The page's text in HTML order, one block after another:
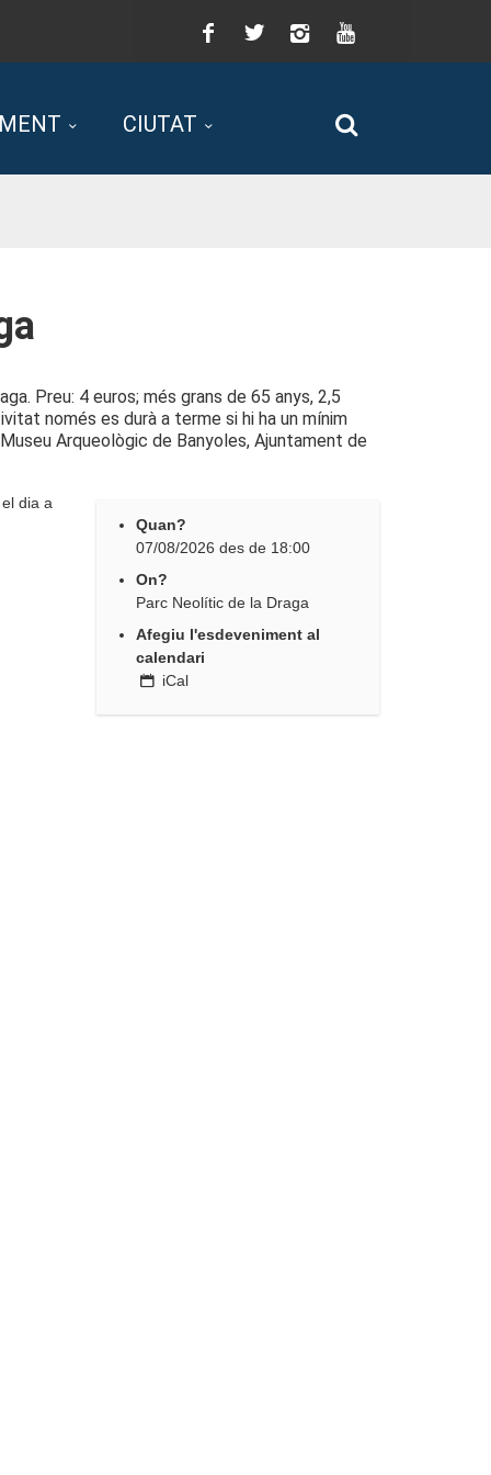
Facebook
Twitter Instagram
CIUTAT
Preu: 4 euros; més grans de 65 anys, 2,5
només es durà a terme si hi ha un mínim
Arqueològic de Banyoles, Ajuntament de
dia a
Quan?
07/08/2026 des de 18:00
On?
Parc Neolític de la Draga
Afegiu l'esdeveniment al
calendari
iCal